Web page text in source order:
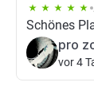
Schönes
pro
vor 4